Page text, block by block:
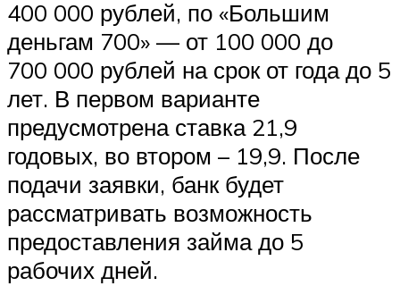
400 000 рублей, по «Большим
деньгам 700» — от 100 000 до
700 000 рублей на срок от года до 5
лет. В первом варианте
предусмотрена ставка 21,9
годовых, во втором – 19,9. После
подачи заявки, банк будет
рассматривать возможность
предоставления займа до 5
рабочих дней.